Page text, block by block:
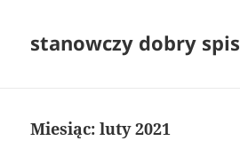
stanowczy dobry spis
Miesiąc:luty 2021